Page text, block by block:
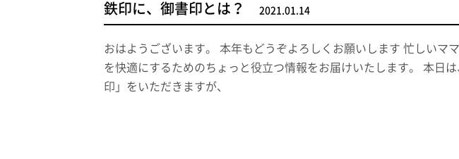
鉄印に、御書印とは？ 2021.01.14
おはようございます。 本年もどうぞよろしくお願いします 忙しい
を快適にするためのちょっと役立つ情報をお届けいたします。 本日
印」をいただきますが、